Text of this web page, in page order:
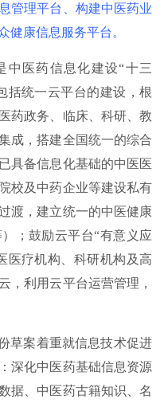
管理平台、构建中医药业
健康信息服务平台。
中医药信息化建设“十三
括统一云平台的建设，根
药政务、临床、科研、教
成，搭建全国统一的综合
具备信息化基础的中医医
校及中药企业等建设私有
渡，建立统一的中医健康
；鼓励云平台“有意义应
医疗机构、科研机构及高
，利用云平台运营管理，
草案着重就信息技术促进
深化中医药基础信息资源
据、中医药古籍知识、名